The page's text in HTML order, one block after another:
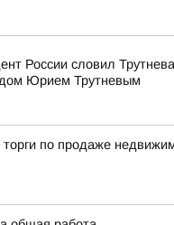
России словил
Юрием Трутневым
по продаже